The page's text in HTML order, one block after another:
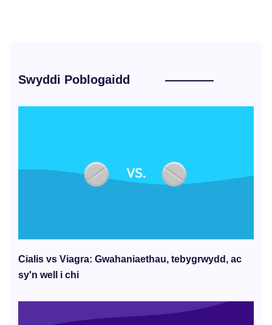
Swyddi Poblogaidd
Cialis vs Viagra: Gwahaniaethau, tebygrwydd, ac
sy'n well i chi